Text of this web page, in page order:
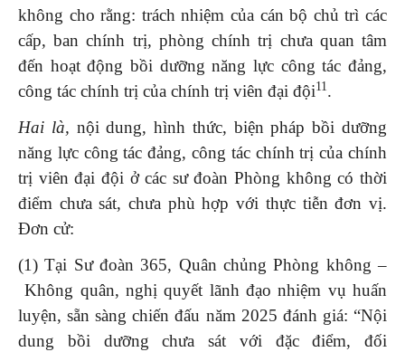
không cho rằng: trách nhiệm của cán bộ chủ trì các
cấp, ban chính trị, phòng chính trị chưa quan tâm
đến hoạt động bồi dưỡng năng lực công tác đảng,
công tác chính trị của chính trị viên đại đội11.
Hai là, nội dung, hình thức, biện pháp bồi dưỡng
năng lực công tác đảng, công tác chính trị của chính
trị viên đại đội ở các sư đoàn Phòng không có thời
điểm chưa sát, chưa phù hợp với thực tiễn đơn vị.
Đơn cử:
(1) Tại Sư đoàn 365, Quân chủng Phòng không –
Không quân, nghị quyết lãnh đạo nhiệm vụ huấn
luyện, sẵn sàng chiến đấu năm 2025 đánh giá: “Nội
dung bồi dưỡng chưa sát với đặc điểm, đối